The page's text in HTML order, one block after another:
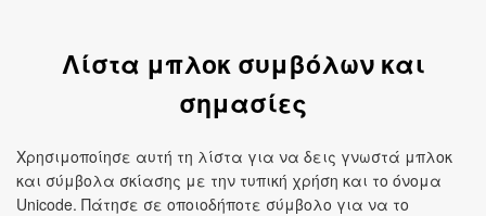
Λίστα μπλοκ συμβόλων και
σημασίες
Χρησιμοποίησε αυτή τη λίστα για να δεις γνωστά μπλοκ
και σύμβολα σκίασης με την τυπική χρήση και το όνομα
Unicode. Πάτησε σε οποιοδήποτε σύμβολο για να το